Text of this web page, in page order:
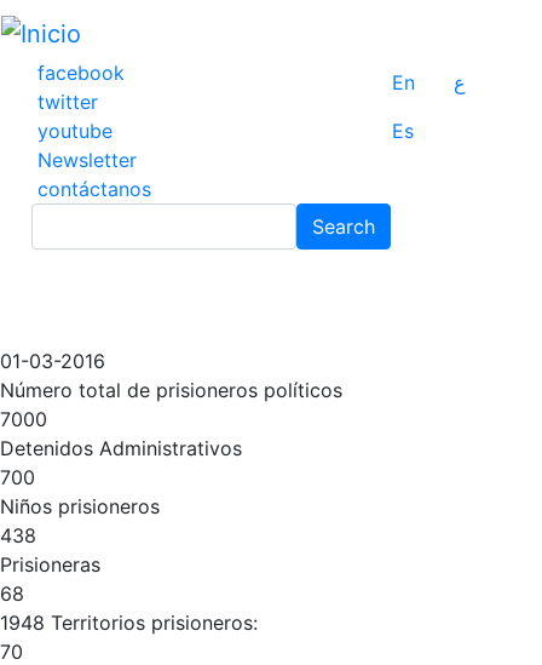
Pasar
contenido
principal
facebook
twitter
youtube
Newsletter
contáctanos
En
ع
Es
Search
01-03-2016
Número total de prisioneros políticos
7000
Detenidos Administrativos
700
Niños prisioneros
438
Prisioneras
68
1948 Territorios prisioneros:
70